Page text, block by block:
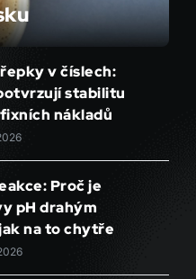
v číslech:
stabilitu
nákladů
Proč je
pH drahým
na to chytře